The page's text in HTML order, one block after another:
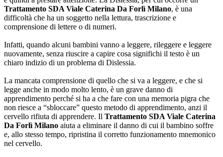
Trattamento SDA Viale Caterina Da Forlì Milano, è una
difficoltà che ha un soggetto nella lettura, trascrizione e
comprensione di lettere o di numeri.
Infatti, quando alcuni bambini vanno a leggere, rileggere e leggere
nuovamente, senza riuscire a capire cosa significhi il testo è un
chiaro indizio di un problema di Dislessia.
La mancata comprensione di quello che si va a leggere, e che si
legge anche in modo molto lento, è un grave danno di
apprendimento perché si ha a che fare con una memoria pigra che
non riesce a “sbloccare” questo metodo di apprendimento, anzi il
cervello rifiuta di apprendere. Il Trattamento SDA Viale Caterina
Da Forlì Milano aiuta a eliminare il danno di cui il bambino soffre
e, allo stesso tempo, ripristina il corretto funzionamento mnemonico
nel cervello.